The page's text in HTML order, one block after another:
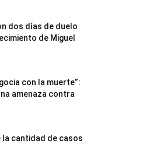
dos días de duelo
de Miguel
con la muerte”:
amenaza contra
la cantidad de casos